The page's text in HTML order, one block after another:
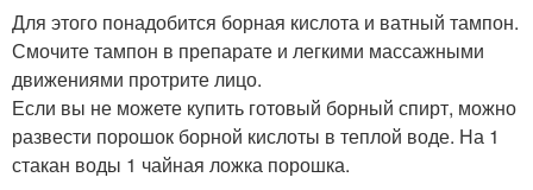
Для этого понадобится борная кислота и ватный тампон.
Смочите тампон в препарате и легкими массажными
движениями протрите лицо.
Если вы не можете купить готовый борный спирт, можно
развести порошок борной кислоты в теплой воде. На 1
стакан воды 1 чайная ложка порошка.